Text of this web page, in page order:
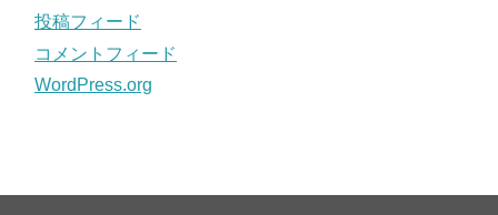
投稿フィード
コメントフィード
WordPress.org